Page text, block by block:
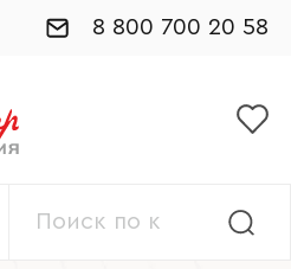
8 800 700 20 58